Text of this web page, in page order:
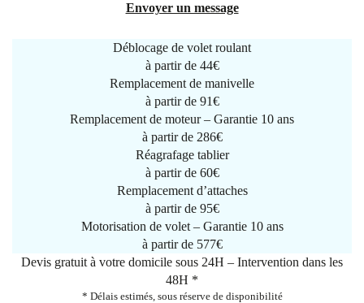
Envoyer un message
Déblocage de volet roulant
à partir de 44€
Remplacement de manivelle
à partir de 91€
Remplacement de moteur – Garantie 10 ans
à partir de 286€
Réagrafage tablier
à partir de 60€
Remplacement d’attaches
à partir de 95€
Motorisation de volet – Garantie 10 ans
à partir de 577€
Devis gratuit à votre domicile sous 24H – Intervention dans les
48H *
* Délais estimés, sous réserve de disponibilité